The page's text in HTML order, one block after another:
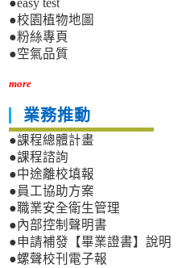
●easy test
●校園植物地圖
●粉絲專頁
●空氣品質
more
業務推動
●課程總體計畫
●課程諮詢
●中途離校填報
●員工協助方案
●職業安全衛生管理
●內部控制聲明書
●申請補發【畢業證書】說明
●螺聲校刊電子報